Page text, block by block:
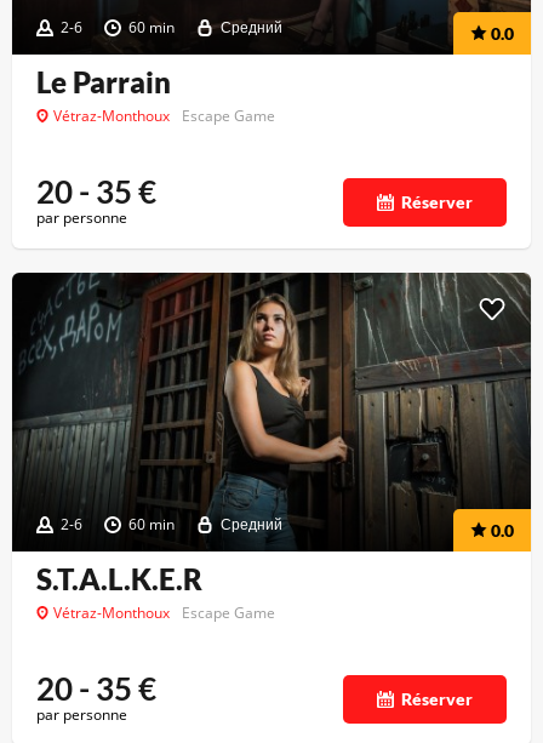
2-6 60 min Средний 0.0
Le Parrain
Vétraz-Monthoux Escape Game
20 - 35€
par personne
Réserver
2-6 60 min Средний 0.0
S.T.A.L.K.E.R
Vétraz-Monthoux Escape Game
20 - 35€
par personne
Réserver